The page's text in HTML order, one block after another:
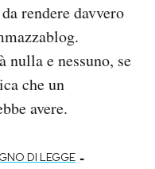
rendere davvero
nulla e nessuno, se
che un
avere.
DI LEGGE -